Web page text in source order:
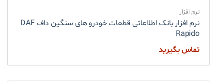
نرم افزار
نرم افزار بانک اطلاعاتی قطعات خودرو های سنگین داف DAF
Rapido
تماس بگیرید